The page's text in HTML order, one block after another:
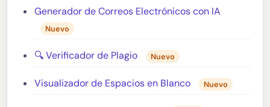
Generador de Correos Electrónicos con IA
Nuevo
🔍 Verificador de Plagio Nuevo
Visualizador de Espacios en Blanco Nuevo